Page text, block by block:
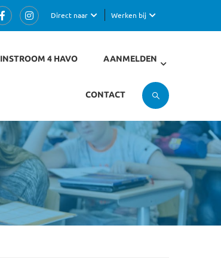
Werken bij
Direct naar
INSTROOM 4 HAVO AANMELDEN
CONTACT